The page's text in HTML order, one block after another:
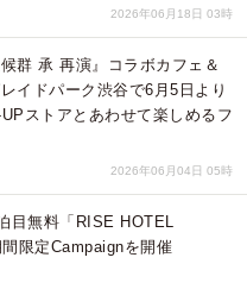
2026年06月18日 03時
群 承 再演』コラボカフェ＆
イドパーク渋谷で6月5日より
ストアとあわせて楽しめるフ
2026年06月04日 05時
目無料「RISE HOTEL
限定Campaignを開催